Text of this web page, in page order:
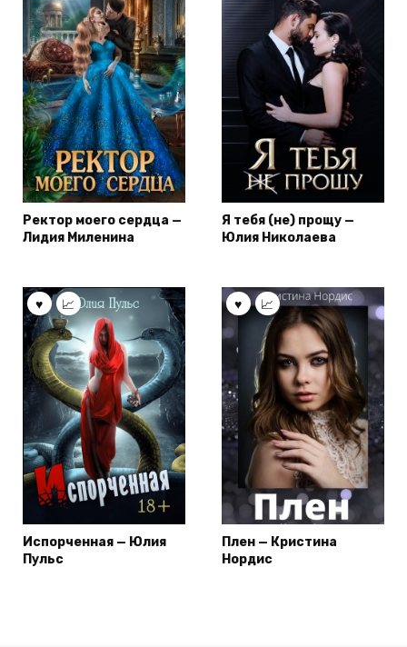
Ректор моего сердца —
Лидия Миленина
Я тебя (не) прощу —
Юлия Николаева
Испорченная — Юлия
Пульс
Плен — Кристина
Нордис